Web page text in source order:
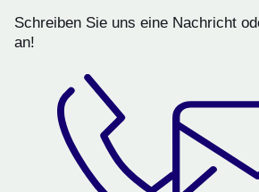
Schreiben Sie uns eine Nachricht
an!